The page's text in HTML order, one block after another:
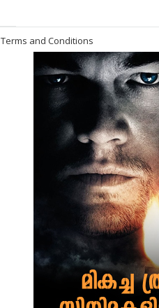
Terms and Conditions